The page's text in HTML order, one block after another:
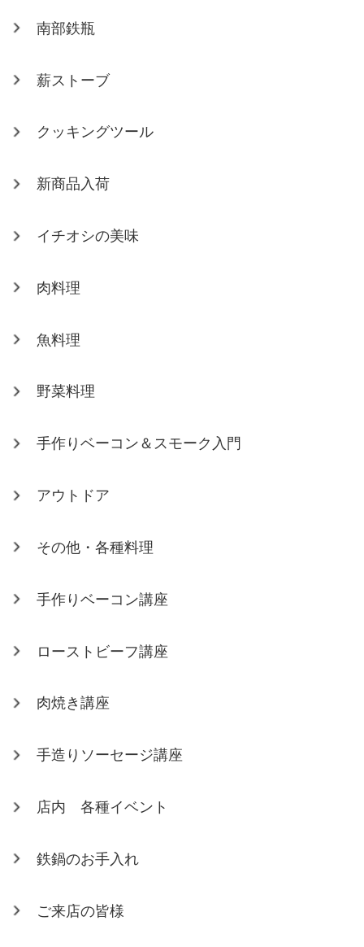
南部鉄瓶
薪ストーブ
クッキングツール
新商品入荷
イチオシの美味
肉料理
魚料理
野菜料理
手作りベーコン＆スモーク入門
アウトドア
その他・各種料理
手作りベーコン講座
ローストビーフ講座
肉焼き講座
手造りソーセージ講座
店内 各種イベント
鉄鍋のお手入れ
ご来店の皆様